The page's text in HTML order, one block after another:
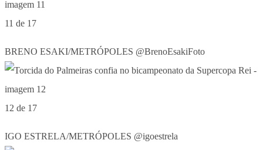
11 de 17
BRENO ESAKI/METRÓPOLES @BrenoEsakiFoto
12 de 17
IGO ESTRELA/METRÓPOLES @igoestrela